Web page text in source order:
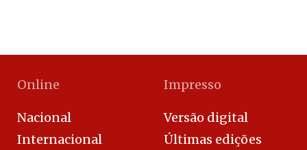
Online
Nacional
Internacional
Impresso
Versão digital
Últimas edições